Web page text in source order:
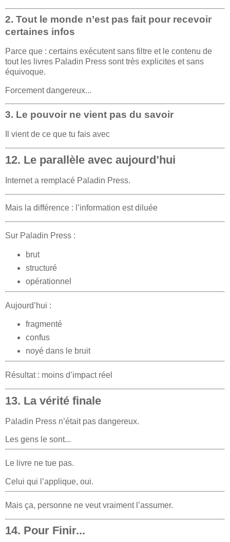
2. Tout le monde n’est pas fait pour recevoir
certaines infos
Parce que : certains exécutent sans filtre et le contenu de
tout les livres Paladin Press sont très explicites et sans
équivoque.
Forcement dangereux...
3. Le pouvoir ne vient pas du savoir
Il vient de ce que tu fais avec
12. Le parallèle avec aujourd’hui
Internet a remplacé Paladin Press.
Mais la différence : l’information est diluée
Sur Paladin Press :
brut
structuré
opérationnel
Aujourd’hui :
fragmenté
confus
noyé dans le bruit
Résultat : moins d’impact réel
13. La vérité finale
Paladin Press n’était pas dangereux.
Les gens le sont...
Le livre ne tue pas.
Celui qui l’applique, oui.
Mais ça, personne ne veut vraiment l’assumer.
14. Pour Finir...